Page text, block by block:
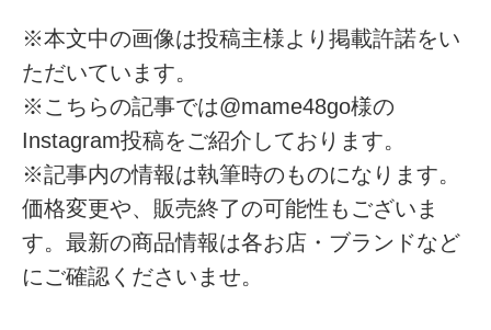
※本文中の画像は投稿主様より掲載許諾をい
ただいています。
※こちらの記事では@mame48go様の
Instagram投稿をご紹介しております。
※記事内の情報は執筆時のものになります。
価格変更や、販売終了の可能性もございま
す。最新の商品情報は各お店・ブランドなど
にご確認くださいませ。